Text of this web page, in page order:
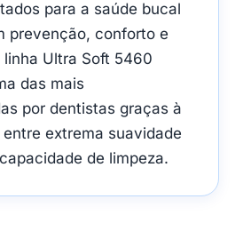
para a saúde bucal
prevenção, conforto e
Ultra Soft 5460
das mais
por dentistas graças à
extrema suavidade
de limpeza.